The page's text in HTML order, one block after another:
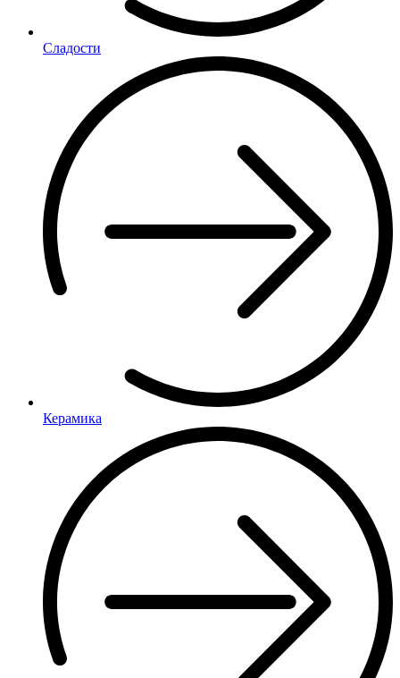
Сладости
Керамика